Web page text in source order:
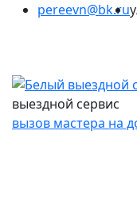
pereevn@bk.ru
выездной сервис
вызов мастера на